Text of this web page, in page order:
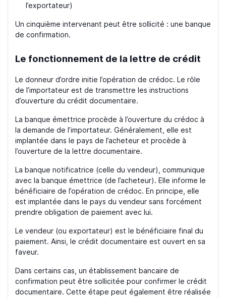
l’exportateur)
Un cinquième intervenant peut être sollicité : une banque
de confirmation.
Le fonctionnement de la lettre de crédit
Le donneur d’ordre initie l’opération de crédoc. Le rôle
de l’importateur est de transmettre les instructions
d’ouverture du crédit documentaire.
La banque émettrice procède à l’ouverture du crédoc à
la demande de l’importateur. Généralement, elle est
implantée dans le pays de l’acheteur et procède à
l’ouverture de la lettre documentaire.
La banque notificatrice (celle du vendeur), communique
avec la banque émettrice (de l’acheteur). Elle informe le
bénéficiaire de l’opération de crédoc. En principe, elle
est implantée dans le pays du vendeur sans forcément
prendre obligation de paiement avec lui.
Le vendeur (ou exportateur) est le bénéficiaire final du
paiement. Ainsi, le crédit documentaire est ouvert en sa
faveur.
Dans certains cas, un établissement bancaire de
confirmation peut être sollicitée pour confirmer le crédit
documentaire. Cette étape peut également être réalisée